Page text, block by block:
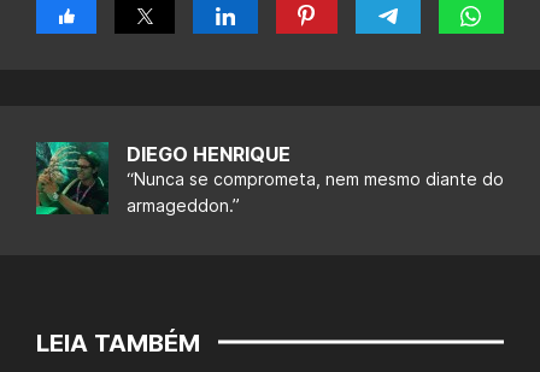
DIEGO HENRIQUE
“Nunca se comprometa, nem mesmo diante do
armageddon.”
LEIA TAMBÉM